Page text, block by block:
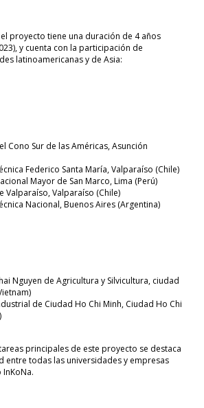
proyecto tiene una duración de 4 años
y cuenta con la participación de
latinoamericanas y de Asia:
Cono Sur de las Américas, Asunción
Federico Santa María, Valparaíso (Chile)
Mayor de San Marco, Lima (Perú)
Valparaíso, Valparaíso (Chile)
Nacional, Buenos Aires (Argentina)
Nguyen de Agricultura y Silvicultura, ciudad
de Ciudad Ho Chi Minh, Ciudad Ho Chi
principales de este proyecto se destaca
entre todas las universidades y empresas